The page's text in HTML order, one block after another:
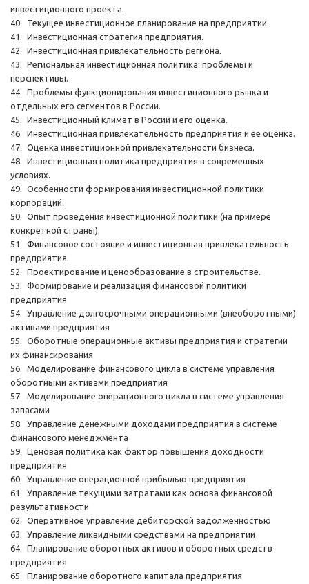
инвестиционного проекта.
40.
Текущее инвестиционное планирование на предприятии.
41. Инвестиционная стратегия предприятия.
42. Инвестиционная привлекательность региона.
43. Региональная инвестиционная политика: проблемы и
перспективы.
44. Проблемы функционирования инвестиционного рынка и
отдельных его сегментов в России.
45. Инвестиционный климат в России и его оценка.
46. Инвестиционная привлекательность предприятия и ее оценка.
47. Оценка инвестиционной привлекательности бизнеса.
48. Инвестиционная политика предприятия в современных
условиях.
49. Особенности формирования инвестиционной политики
корпораций.
50. Опыт проведения инвестиционной политики (на примере
конкретной страны).
51. Финансовое состояние и инвестиционная привлекательность
предприятия.
52. Проектирование и ценообразование в строительстве.
53. Формирование и реализация финансовой политики
предприятия
54. Управление долгосрочными операционными (внеоборотными)
активами предприятия
55. Оборотные операционные активы предприятия и стратегии
их финансирования
56. Моделирование финансового цикла в системе управления
оборотными активами предприятия
57. Моделирование операционного цикла в системе управления
запасами
58. Управление денежными доходами предприятия в системе
финансового менеджмента
59. Ценовая политика как фактор повышения доходности
предприятия
60. Управление операционной прибылью предприятия
61. Управление текущими затратами как основа финансовой
результативности
62. Оперативное управление дебиторской задолженностью
63. Управление ликвидными средствами на предприятии
64. Планирование оборотных активов и оборотных средств
предприятия
65. Планирование оборотного капитала предприятия